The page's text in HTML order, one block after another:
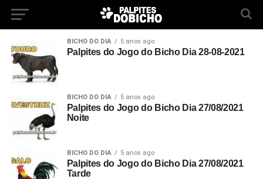
BICHO DO DIA 5 anos ago
Palpites do Jogo do Bicho Dia 28-08-2021
BICHO DO DIA 5 anos ago
Palpites do Jogo do Bicho Dia 27/08/2021
Noite
BICHO DO DIA 5 anos ago
Palpites do Jogo do Bicho Dia 27/08/2021
Tarde